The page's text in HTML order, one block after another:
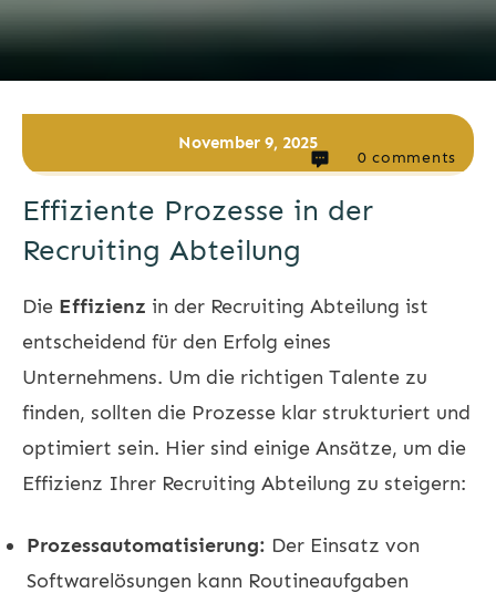
November 9, 2025
0 comments
Effiziente Prozesse in der
Recruiting Abteilung
Die Effizienz in der Recruiting Abteilung ist
entscheidend für den Erfolg eines
Unternehmens. Um die richtigen Talente zu
finden, sollten die Prozesse klar strukturiert und
optimiert sein. Hier sind einige Ansätze, um die
Effizienz Ihrer Recruiting Abteilung zu steigern:
Prozessautomatisierung: Der Einsatz von
Softwarelösungen kann Routineaufgaben